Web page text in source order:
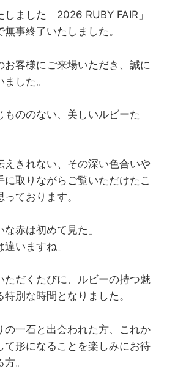
ました「2026 RUBY FAIR」
事終了いたしました。
お客様にご来場いただき、誠に
した。
もののない、美しいルビーた
えきれない、その深い色合いや
に取りながらご覧いただけたこ
ております。
な赤は初めて見た」
違いますね」
ただくたびに、ルビーの持つ魅
別な時間となりました。
の一石と出会われた方、これか
て形になることを楽しみにお待
。